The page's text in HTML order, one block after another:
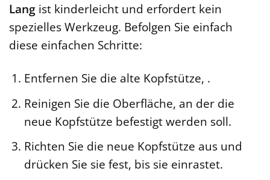
Lang ist kinderleicht und erfordert kein
spezielles Werkzeug. Befolgen Sie einfach
diese einfachen Schritte:
Entfernen Sie die alte Kopfstütze, .
Reinigen Sie die Oberfläche, an der die
neue Kopfstütze befestigt werden soll.
Richten Sie die neue Kopfstütze aus und
drücken Sie sie fest, bis sie einrastet.